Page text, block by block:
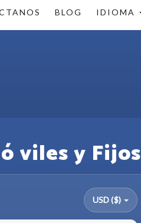
BLOG IDIOMA
viles y Fijos
USD ($)